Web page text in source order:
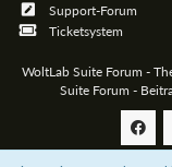
Support-Forum
Ticketsystem
WoltLab Suite Forum -
Suite Forum -